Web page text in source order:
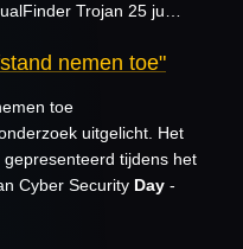
Trojan 25 ju…
nemen toe"
toe
uitgelicht. Het
tijdens het
Cyber Security Day -